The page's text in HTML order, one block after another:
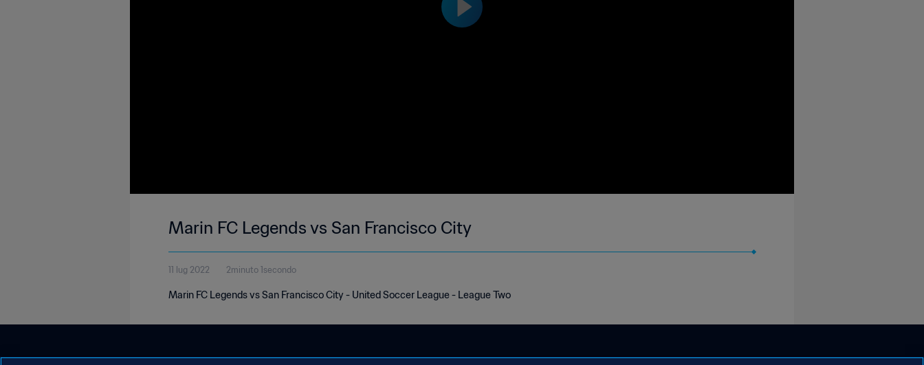
Marin FC Legends vs San Francisco City
11 lug 2022 2minuto 1secondo
Marin FC Legends vs San Francisco City - United Soccer League - League Two